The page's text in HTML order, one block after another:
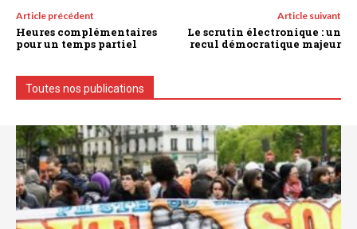
Article précédent
Heures complémentaires
pour un temps partiel
Article suivant
Le scrutin électronique : un
recul démocratique majeur
Toutes nos publications